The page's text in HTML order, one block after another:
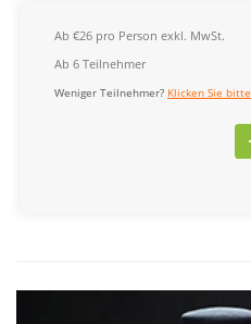
Ab €26 pro Person exkl. MwSt.
Ab 6 Teilnehmer
Weniger Teilnehmer? Klicken Sie